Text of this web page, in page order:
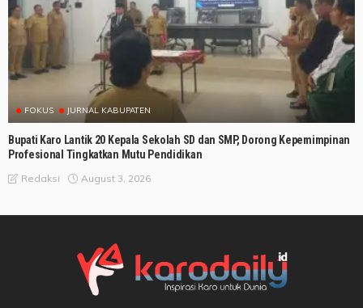
FOKUS JURNAL KABUPATEN
Bupati Karo Lantik 20 Kepala Sekolah SD dan SMP, Dorong Kepemimpinan
Profesional Tingkatkan Mutu Pendidikan
Redaksi August 3, 2026